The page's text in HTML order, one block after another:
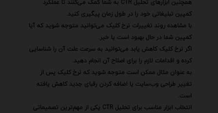
همچنین ابزارهای تحلیل CTR به شما کمک می‌کنند تا عملکرد
کمپین تبلیغاتی خود را در طول زمان پیگیری کنید.
با مشاهده روند تغییرات نرخ کلیک می‌توانید متوجه شوید که آیا
کمپین شما در حال بهبود است یا خیر.
اگر نرخ کلیک کاهش یابد می‌توانید به سرعت علت آن را شناسایی
کرده و اقدامات لازم را برای اصلاح آن انجام دهید.
به عنوان مثال ممکن است متوجه شوید که نرخ کلیک پس از
تغییر طراحی وب‌سایت یا اضافه کردن رقبای جدید کاهش یافته
است.
انتخاب ابزار مناسب برای تحلیل CTR یکی از مهم‌ترین تصمیماتی